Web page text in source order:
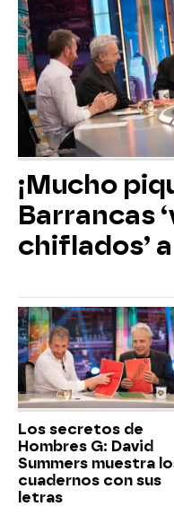
¡Mucho
Barrancas
chiflados’
Los secretos de
Hombres G: David
Summers muestra
cuadernos con sus
letras